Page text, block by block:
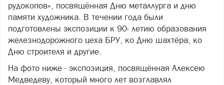
рудокопов», посвящённая Дню металлурга и дню
памяти художника. В течении года были
подготовлены экспозиции к 90- летию образования
железнодорожного цеха БРУ, ко Дню шахтёра, ко
Дню строителя и другие.
На фото ниже - экспозиция, посвящённая Алексею
Медведеву, который много лет возглавлял